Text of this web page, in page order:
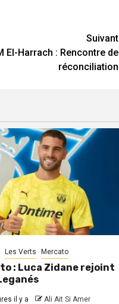
Suivant
El-Harrach : Rencontre de
réconciliation
Les Verts Mercato
: Luca Zidane rejoint
il y a Ali Ait Si Amer